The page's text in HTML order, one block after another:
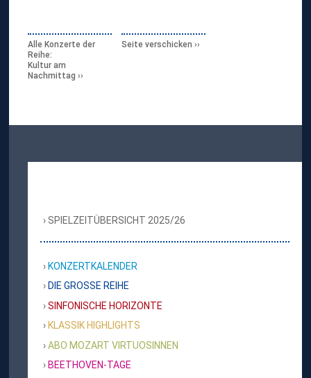
Alle Konzerte der
Reihe:
Kultur am
Nachmittag
Seite verschicken
SPIELZEITÜBERSICHT 2025/26
KONZERTKALENDER
DIE GROSSE REIHE
SINFONISCHE HORIZONTE
KLASSIK HIGHLIGHTS
ABO MOZART VIRTUOSINNEN
BEETHOVEN-TAGE